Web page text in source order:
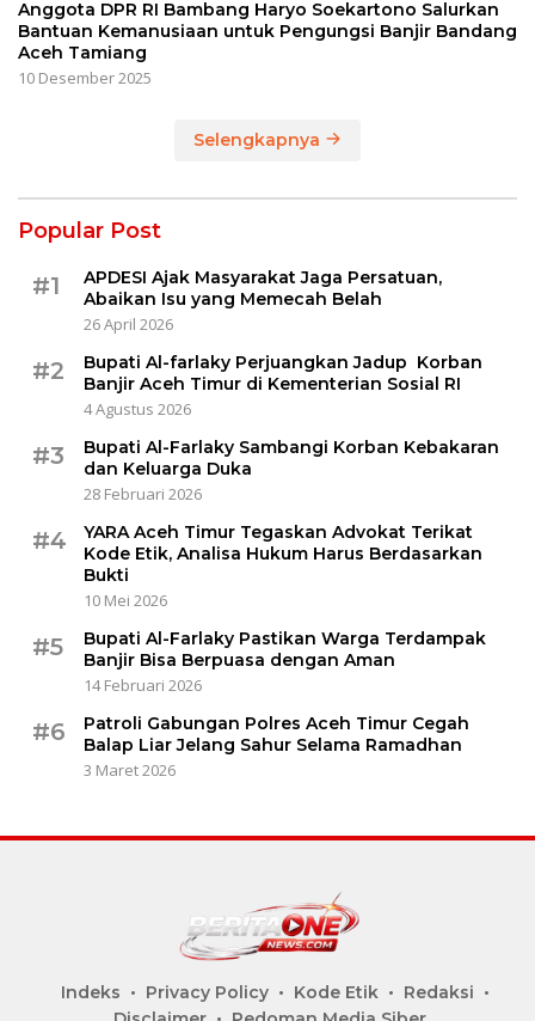
Anggota DPR RI Bambang Haryo Soekartono Salurkan
Bantuan Kemanusiaan untuk Pengungsi Banjir Bandang
Aceh Tamiang
10 Desember 2025
Selengkapnya
Popular Post
#1
APDESI Ajak Masyarakat Jaga Persatuan,
Abaikan Isu yang Memecah Belah
26 April 2026
#2
Bupati Al-farlaky Perjuangkan Jadup Korban
Banjir Aceh Timur di Kementerian Sosial RI
4 Agustus 2026
#3
Bupati Al-Farlaky Sambangi Korban Kebakaran
dan Keluarga Duka
28 Februari 2026
#4
YARA Aceh Timur Tegaskan Advokat Terikat
Kode Etik, Analisa Hukum Harus Berdasarkan
Bukti
10 Mei 2026
#5
Bupati Al-Farlaky Pastikan Warga Terdampak
Banjir Bisa Berpuasa dengan Aman
14 Februari 2026
#6
Patroli Gabungan Polres Aceh Timur Cegah
Balap Liar Jelang Sahur Selama Ramadhan
3 Maret 2026
Indeks Privacy Policy Kode Etik
Redaksi